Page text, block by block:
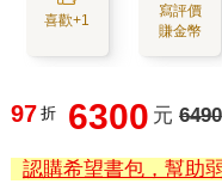
喜歡+1
寫評價
賺金幣
97 折 6300 元 6490
認購希望書包，幫助